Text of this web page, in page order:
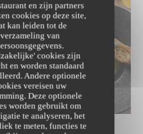
en zijn partners
cookies op deze site,
kan leiden tot de
verzameling van
cookies zijn
en worden standaard
Andere optionele
vereisen uw
Deze optionele
worden gebruikt om
te analyseren, het
te meten, functies te
ONS MENU